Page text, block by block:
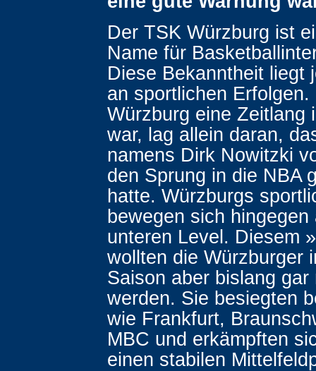
Der TSK Würzburg ist
Name für
Diese Bekanntheit liegt
an sportlichen Erfolgen.
Würzburg eine Zeitlang
war, lag allein daran,
namens Dirk Nowitzki
den Sprung in die NBA
hatte. Würzburgs
bewegen sich hingegen
unteren Level. Diesem
wollten die Würzburger
Saison aber bislang
werden. Sie besiegten
wie Frankfurt,
MBC und erkämpften
einen stabilen